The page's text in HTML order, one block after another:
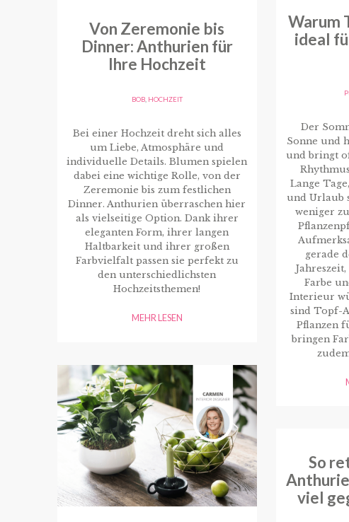
Von Zeremonie bis
Dinner: Anthurien für
Ihre Hochzeit
BOB, HOCHZEIT
Bei einer Hochzeit dreht sich alles
um Liebe, Atmosphäre und
individuelle Details. Blumen spielen
dabei eine wichtige Rolle, von der
Zeremonie bis zum festlichen
Dinner. Anthurien überraschen hier
als vielseitige Option. Dank ihrer
eleganten Form, ihrer langen
Haltbarkeit und ihrer großen
Farbvielfalt passen sie perfekt zu
den unterschiedlichsten
Hochzeitsthemen!
MEHR LESEN
Warum
ideal
Der
Sonne und
und bringt
Lange
und Urlaub
weniger
gerade
Farbe
Interieur
sind Topf-
Pflanzen
bringen
So
viel